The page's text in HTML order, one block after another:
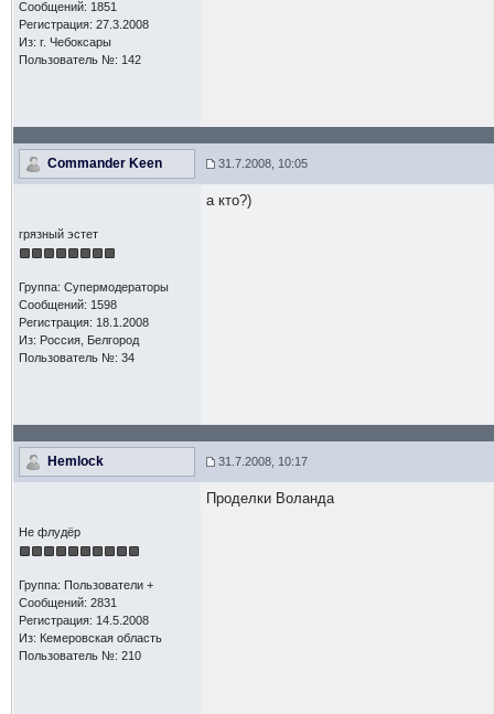
Сообщений: 1851
Регистрация: 27.3.2008
Из: г. Чебоксары
Пользователь №: 142
Commander Keen 31.7.2008, 10:05
грязный эстет
Группа: Супермодераторы
Сообщений: 1598
Регистрация: 18.1.2008
Из: Россия, Белгород
Пользователь №: 34
а кто?)
Hemlock 31.7.2008, 10:17
Не флудёр
Группа: Пользователи +
Сообщений: 2831
Регистрация: 14.5.2008
Из: Кемеровская область
Пользователь №: 210
Проделки Воланда